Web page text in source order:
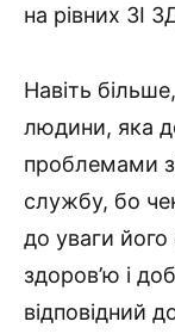
на рівних
Навіть
людини, яка
проблемами
службу, бо
до уваги його
здоров’ю і
відповідний